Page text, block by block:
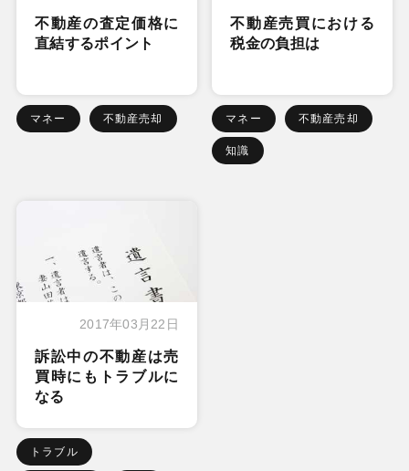
不動産の査定価格に
直結するポイント
マネー 不動産売却
不動産売買における
税金の負担は
マネー 不動産売却
知識
2017年03月22日
訴訟中の不動産は売
買時にもトラブルに
なる
トラブル